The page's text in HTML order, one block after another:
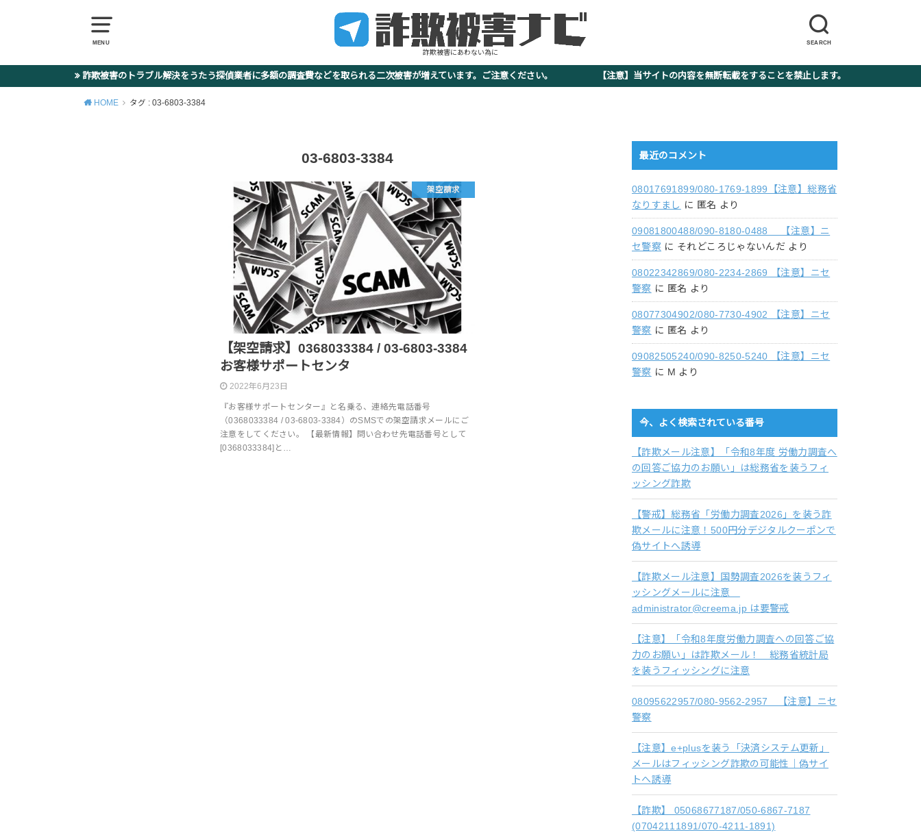
MENU SEARCH
詐欺被害にあわない為に
詐欺被害のトラブル解決をうたう探偵業者に多額の調査費などを取られる二次被害が増えています。ご注意ください。 【注意】当サイトの内容を無断転載をすることを禁止します。
HOME タグ : 03-6803-3384
03-6803-3384
架空請求
【架空請求】0368033384 / 03-6803-3384
お客様サポートセンタ
2022年6月23日
『お客様サポートセンター』と名乗る、連絡先電話番号
（0368033384 / 03-6803-3384）のSMSでの架空請求メールにご
注意をしてください。 【最新情報】問い合わせ先電話番号として
[0368033384]と…
最近のコメント
08017691899/080-1769-1899【注意】総務省
なりすまし に 匿名 より
09081800488/090-8180-0488 【注意】ニ
セ警察 に それどころじゃないんだ より
08022342869/080-2234-2869 【注意】ニセ
警察 に 匿名 より
08077304902/080-7730-4902 【注意】ニセ
警察 に 匿名 より
09082505240/090-8250-5240 【注意】ニセ
警察 に M より
今、よく検索されている番号
【詐欺メール注意】「令和8年度 労働力調査へ
の回答ご協力のお願い」は総務省を装うフィ
ッシング詐欺
【警戒】総務省「労働力調査2026」を装う詐
欺メールに注意！500円分デジタルクーポンで
偽サイトへ誘導
【詐欺メール注意】国勢調査2026を装うフィ
ッシングメールに注意
administrator@creema.jp は要警戒
【注意】「令和8年度労働力調査への回答ご協
力のお願い」は詐欺メール！ 総務省統計局
を装うフィッシングに注意
08095622957/080-9562-2957 【注意】ニセ
警察
【注意】e+plusを装う「決済システム更新」
メールはフィッシング詐欺の可能性｜偽サイ
トへ誘導
【詐欺】 05068677187/050-6867-7187
(07042111891/070-4211-1891)